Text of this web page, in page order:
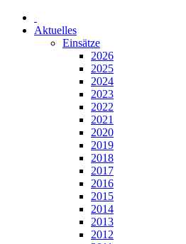
Aktuelles
Einsätze
2026
2025
2024
2023
2022
2021
2020
2019
2018
2017
2016
2015
2014
2013
2012